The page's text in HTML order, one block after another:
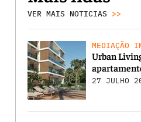
VER MAIS NOTICIAS >>
MEDIAÇÃO
Urban
27 JULHO